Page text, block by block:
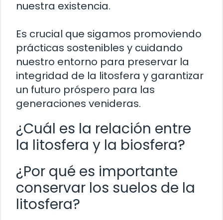
nuestra existencia.
Es crucial que sigamos promoviendo
prácticas sostenibles y cuidando
nuestro entorno para preservar la
integridad de la litosfera y garantizar
un futuro próspero para las
generaciones venideras.
¿Cuál es la relación entre
la litosfera y la biosfera?
¿Por qué es importante
conservar los suelos de la
litosfera?